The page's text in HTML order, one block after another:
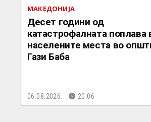
МАКЕДОНИЈА
Десет години од
катастрофалната поплава
населените места во
Гази Баба
06.08.2026. 20:06